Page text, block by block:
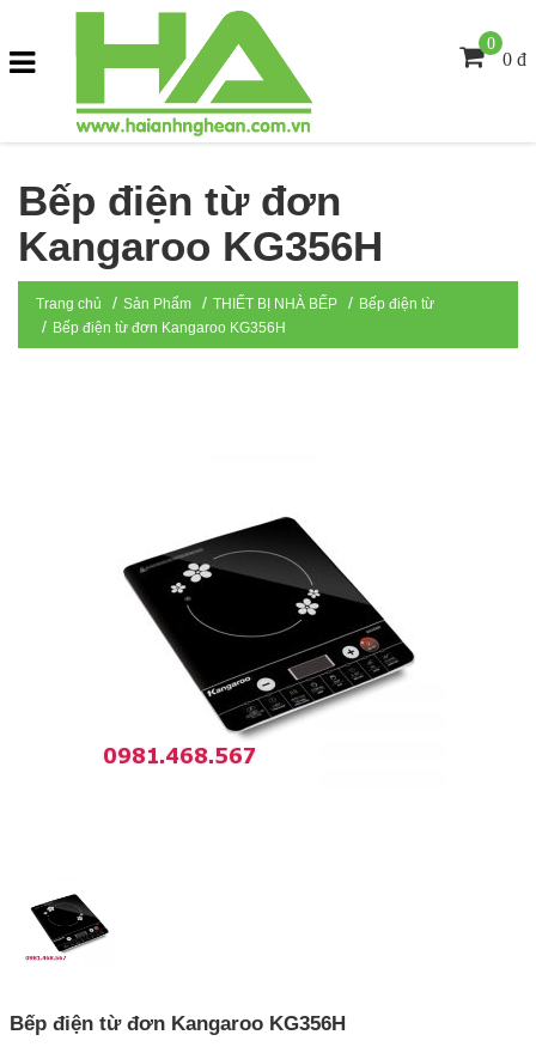
0
0 đ
Bếp điện từ đơn
Kangaroo KG356H
Trang chủ Sản Phẩm THIẾT BỊ NHÀ BẾP
Bếp điện từ
Bếp điện từ đơn Kangaroo KG356H
Bếp điện từ đơn Kangaroo KG356H